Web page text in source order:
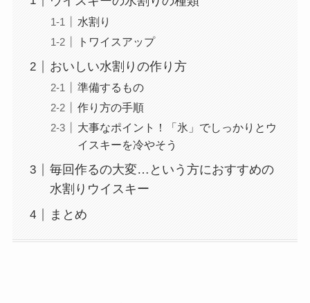
水割り
トワイスアップ
おいしい水割りの作り方
準備するもの
作り方の手順
大事なポイント！「氷」でしっかりとウ
イスキーを冷やそう
毎回作るの大変…という方におすすめの
水割りウイスキー
まとめ